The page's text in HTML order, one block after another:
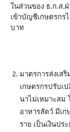
ในส่วนของ ธ.ก.ส.
เข้าบัญชีเกษตรกร
บาท
มาตรการส่งเส
เกษตรกรปรับเ
นาไม่เหมาะสม
อาหารสัตว์ มีเ
ราย เป็นเงินปร